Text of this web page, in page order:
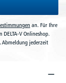
an. Für Ihre
V Onlineshop.
Abmeldung jederzeit